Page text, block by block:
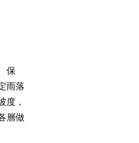
保
雨落
度，
層做